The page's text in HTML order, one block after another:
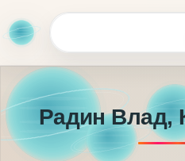
Радин Влад,